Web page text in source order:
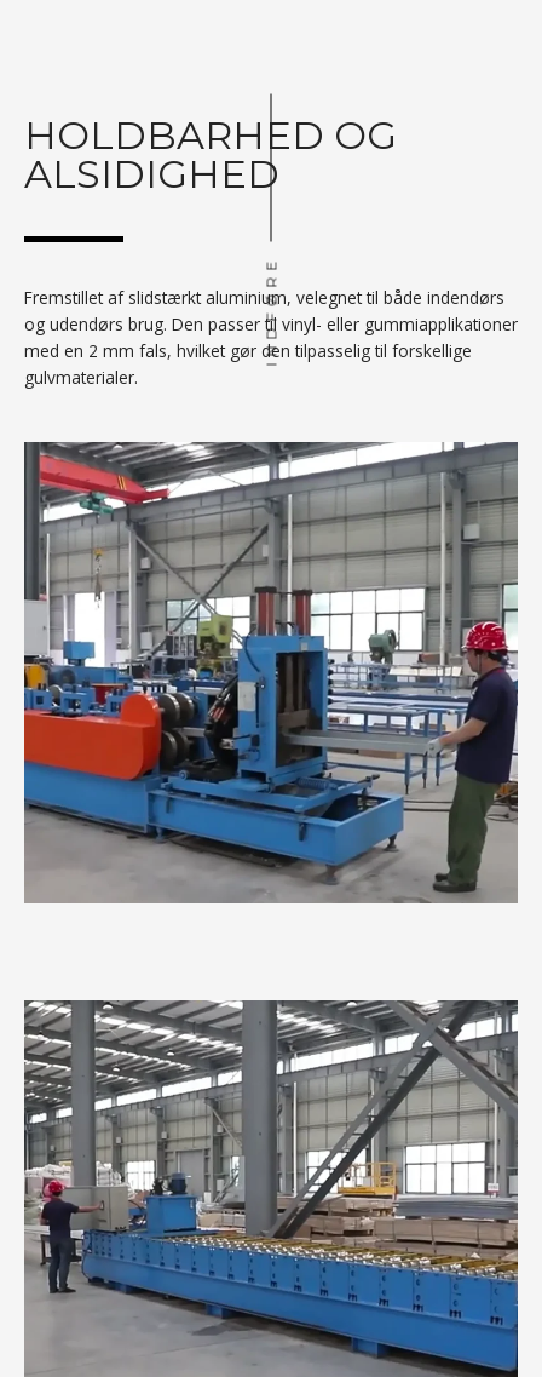
INDFØRE
HOLDBARHED OG
ALSIDIGHED
Fremstillet af slidstærkt aluminium, velegnet til både indendørs
og udendørs brug. Den passer til vinyl- eller gummiapplikationer
med en 2 mm fals, hvilket gør den tilpasselig til forskellige
gulvmaterialer.